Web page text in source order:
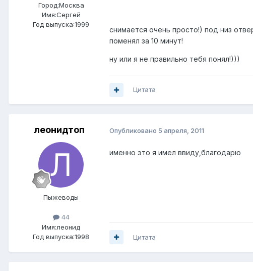
Город:Москва
Имя:Сергей
Год выпуска:1999
снимается очень просто!) под низ
поменял за 10 минут!
ну или я не правильно тебя понял!)))
Цитата
леонидтоп
Пыжеводы
44
Имя:леонид
Год выпуска:1998
Опубликовано 5 апреля, 2011
именно это я имел ввиду,благодарю
Цитата